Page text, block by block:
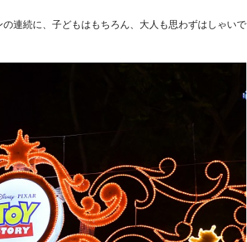
連続に、子どもはもちろん、大人も思わずはしゃいで